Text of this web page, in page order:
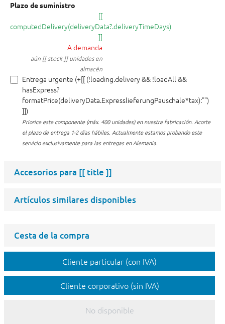
Plazo de suministro
[[
computedDelivery(deliveryData?.deliveryTimeDays)
]]
A demanda
aún [[ stock ]] unidades en
almacén
Entrega urgente (+[[ (!loading.delivery && !loadAll &&
hasExpress?
formatPrice(deliveryData.ExpresslieferungPauschale*tax):"")
]])
Priorice este componente (máx. 400 unidades) en nuestra fabricación. Acorte
el plazo de entrega 1-2 días hábiles. Actualmente estamos probando este
servicio exclusivamente para las entregas en Alemania.
Accesorios para [[ title ]]
Artículos similares disponibles
Cesta de la compra
Cliente particular (con IVA)
Cliente corporativo (sin IVA)
No disponible